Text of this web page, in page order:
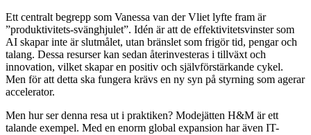
Ett centralt begrepp som Vanessa van der Vliet lyfte fram är
”produktivitets-svänghjulet”. Idén är att de effektivitetsvinster som
AI skapar inte är slutmålet, utan bränslet som frigör tid, pengar och
talang. Dessa resurser kan sedan återinvesteras i tillväxt och
innovation, vilket skapar en positiv och självförstärkande cykel.
Men för att detta ska fungera krävs en ny syn på styrning som agerar
accelerator.
Men hur ser denna resa ut i praktiken? Modejätten H&M är ett
talande exempel. Med en enorm global expansion har även IT-